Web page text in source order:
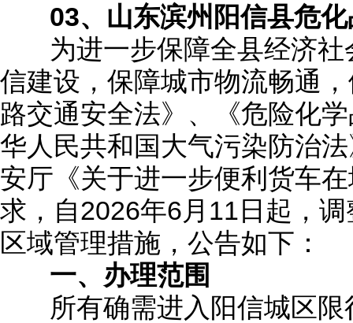
03、山东滨州阳信县危
为进一步保障全县经济社
信建设，保障城市物流畅通
路交通安全法》、《危险化
华人民共和国大气污染防治
安厅《关于进一步便利货车
求，自2026年6月11日起，
区域管理措施，公告如下：
一、办理范围
所有确需进入阳信城区限